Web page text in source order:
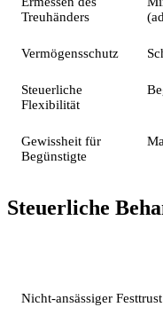
Treuhänders
Vermögensschutz
Steuerliche
Flexibilität
Gewissheit für
Begünstigte
Steuerliche
Nicht-ansässiger Festtrust